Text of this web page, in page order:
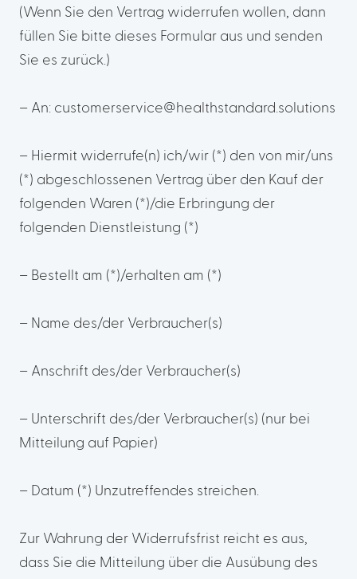
(Wenn Sie den Vertrag widerrufen wollen, dann
füllen Sie bitte dieses Formular aus und senden
Sie es zurück.)
– An: customerservice@healthstandard.solutions
– Hiermit widerrufe(n) ich/wir (*) den von mir/uns
(*) abgeschlossenen Vertrag über den Kauf der
folgenden Waren (*)/die Erbringung der
folgenden Dienstleistung (*)
– Bestellt am (*)/erhalten am (*)
– Name des/der Verbraucher(s)
– Anschrift des/der Verbraucher(s)
– Unterschrift des/der Verbraucher(s) (nur bei
Mitteilung auf Papier)
– Datum (*) Unzutreffendes streichen.
Zur Wahrung der Widerrufsfrist reicht es aus,
dass Sie die Mitteilung über die Ausübung des